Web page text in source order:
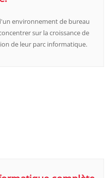
environnement de bureau
sur la croissance de
de leur parc informatique.